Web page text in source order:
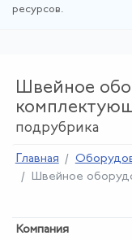
ресурсов.
Швейное
подрубрика
Главная
Швейное
Компания